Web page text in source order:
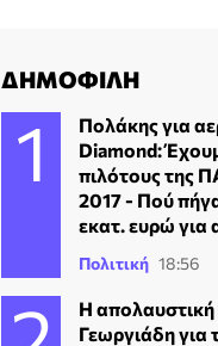
ΔΗΜΟΦΙΛΗ
Πολάκης για
Diamond:
πιλότους της
2017 - Πού
εκατ. ευρώ για
Πολιτική 18:56
Η απολαυστική
Γεωργιάδη για